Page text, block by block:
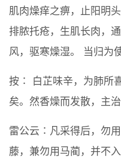
肌肉燥痒之痹，止阳明
排脓托疮，生肌长肉，
风，驱寒燥湿。 当归为
按∶ 白芷味辛，为肺所
矣。然香燥而发散，主
雷公云∶凡采得后，勿
藤，兼勿用马蔺，并不